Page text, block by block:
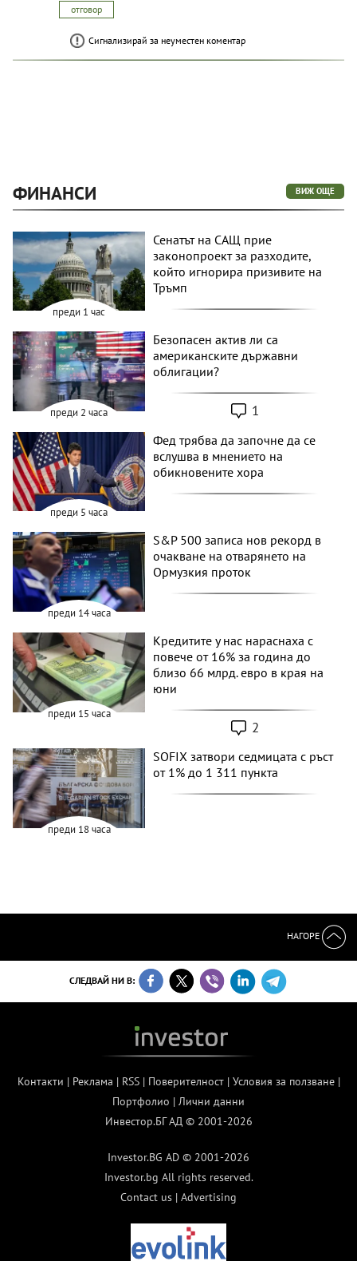
отговор
Сигнализирай за неуместен коментар
ФИНАНСИ ВИЖ ОЩЕ
преди 1 час
Сенатът на САЩ прие
законопроект за разходите,
който игнорира призивите на
Тръмп
преди 2 часа
Безопасен актив ли са
американските държавни
облигации?
1
преди 5 часа
Фед трябва да започне да се
вслушва в мнението на
обикновените хора
преди 14 часа
S&P 500 записа нов рекорд в
очакване на отварянето на
Ормузкия проток
преди 15 часа
Кредитите у нас нараснаха с
повече от 16% за година до
близо 66 млрд. евро в края на
юни
2
преди 18 часа
SOFIX затвори седмицата с ръст
от 1% до 1 311 пункта
НАГОРЕ
СЛЕДВАЙ НИ В:
Контакти | Реклама | RSS| Поверителност| Условия за ползване|
Портфолио | Лични данни
Инвестор.БГ АД © 2001-2026
Investor.BG AD © 2001-2026
Investor.bg All rights reserved.
Contact us | Advertising